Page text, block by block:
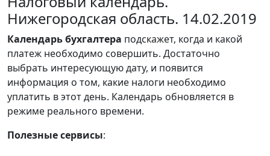
Нижегородская область. 14.02.2019
Календарьбухгалтера подскажет, когда и какой
платеж необходимо совершить. Достаточно
выбрать интересующую дату, и появится
информация о том, какие налоги необходимо
уплатить в этот день. Календарь обновляется в
режиме реального времени.
Полезные сервисы: